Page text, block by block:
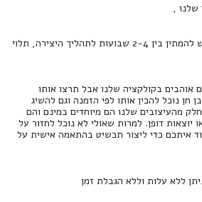
שלנו ,
עבור פריטים לפי הזמנה, יש להמתין בין 2-4 שבועות לתהליך היצירה, תלוי
בקולקציה שלנו אבל תרצו אותו
נוכל להכין אותו לפי הזמנה וגם להשיג
מהעיצובים שלנו הם מיוחדים במינם והם
יוצאות דופן. למרות שאולי לא נוכל לחזור על
איתכם כדי ליצור תכשיט בהתאמה אישית על
ללא עלות וללא הגבלת זמן